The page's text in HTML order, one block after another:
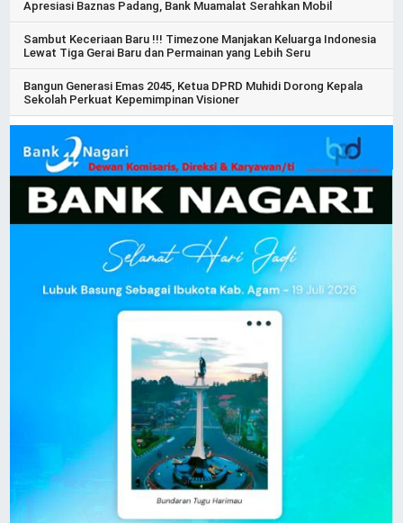
Apresiasi Baznas Padang, Bank Muamalat Serahkan Mobil
Sambut Keceriaan Baru !!! Timezone Manjakan Keluarga Indonesia
Lewat Tiga Gerai Baru dan Permainan yang Lebih Seru
Bangun Generasi Emas 2045, Ketua DPRD Muhidi Dorong Kepala
Sekolah Perkuat Kepemimpinan Visioner